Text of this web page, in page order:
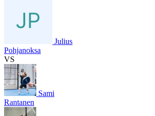
Julius
Pohjanoksa
VS
Sami
Rantanen